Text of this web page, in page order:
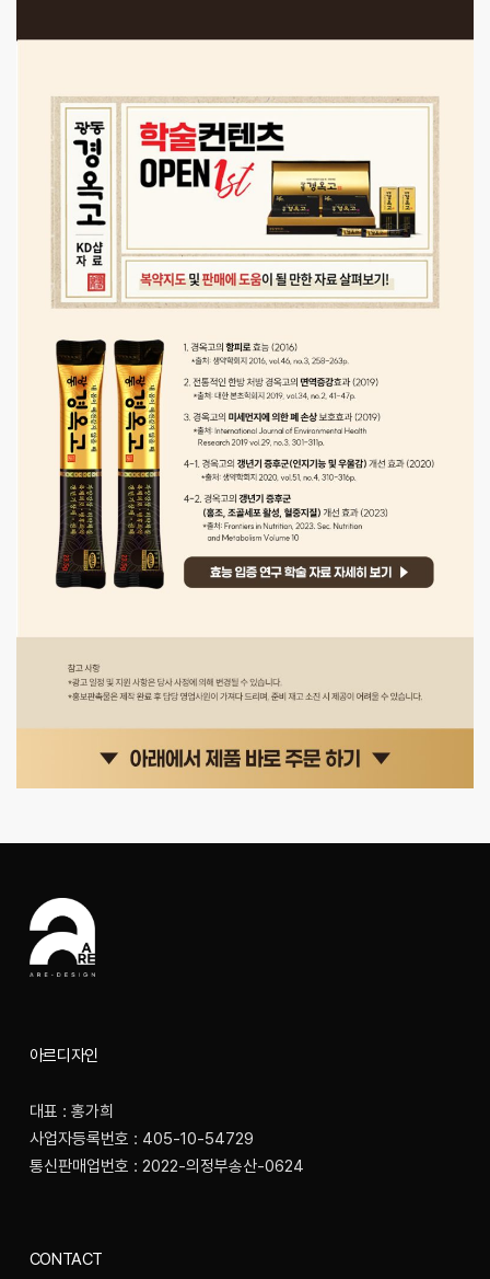
아르디자인
대표 : 홍가희
사업자등록번호 : 405-10-54729
통신판매업번호 : 2022-의정부송산-0624
CONTACT